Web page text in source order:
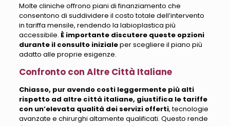
Molte cliniche offrono piani di finanziamento che
consentono di suddividere il costo totale dell’intervento
in tariffa mensile, rendendo la labioplastica più
accessibile. È importante discutere queste opzioni
durante il consulto inizialeper scegliere il piano più
adatto alle proprie esigenze.
Confronto con Altre Città Italiane
Chiasso, pur avendo costi leggermente più alti
rispetto ad altre città italiane, giustifica le tariffe
con un’elevata qualità dei servizi offerti, tecnologie
avanzate e chirurghi altamente qualificati. Questo rende